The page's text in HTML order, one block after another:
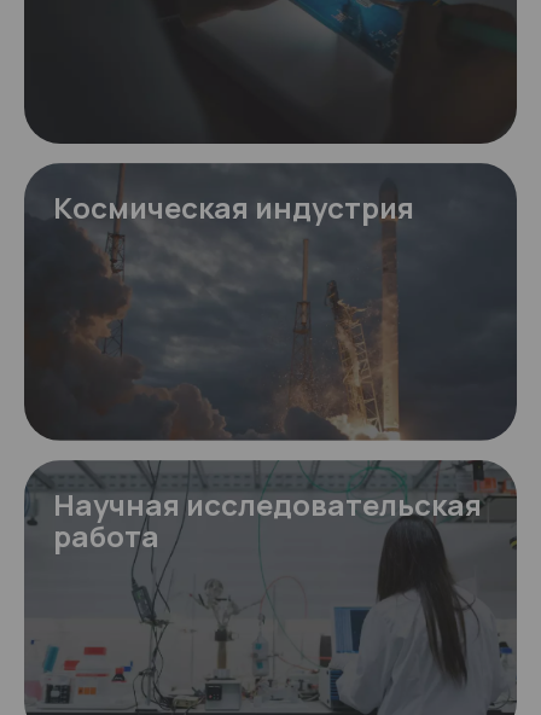
Космическая индустрия
Научная исследовательская
работа